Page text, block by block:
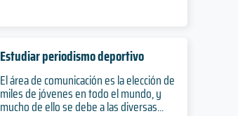
Estudiar periodismo deportivo
El área de comunicación es la elección de
miles de jóvenes en todo el mundo, y
mucho de ello se debe a las diversas...